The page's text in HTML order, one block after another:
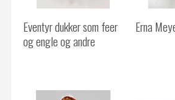
Eventyr dukker som feer
og engle og andre
Erna